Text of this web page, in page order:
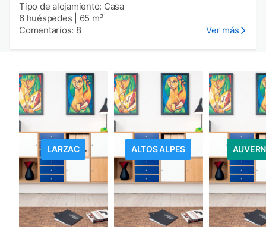
Tipo de alojamiento: Casa
6 huéspedes
65 m²
Comentarios: 8
Ver más
LARZAC ALTOS ALPES